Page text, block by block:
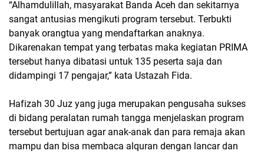
“Alhamdulillah, masyarakat Banda Aceh dan sekitarnya
sangat antusias mengikuti program tersebut. Terbukti
banyak orangtua yang mendaftarkan anaknya.
Dikarenakan tempat yang terbatas maka kegiatan PRIMA
tersebut hanya dibatasi untuk 135 peserta saja dan
didampingi 17 pengajar,” kata Ustazah Fida.
Hafizah 30 Juz yang juga merupakan pengusaha sukses
di bidang peralatan rumah tangga menjelaskan program
tersebut bertujuan agar anak-anak dan para remaja akan
mampu dan bisa membaca alquran dengan lancar dan